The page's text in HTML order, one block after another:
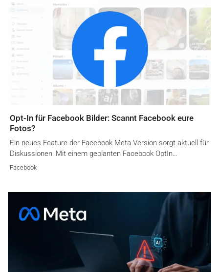
Opt-In für Facebook Bilder: Scannt Facebook eure
Fotos?
Ein neues Feature der Facebook Meta Version sorgt aktuell für
Diskussionen: Mit einem geplanten Facebook OptIn…
Facebook